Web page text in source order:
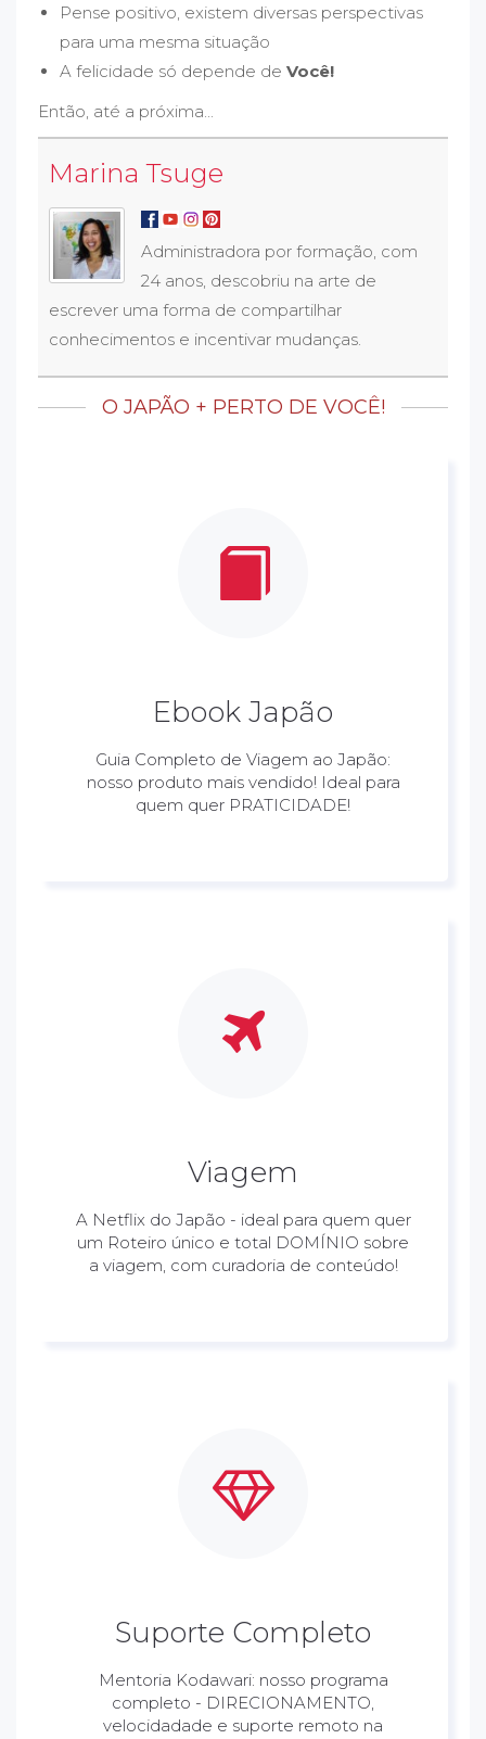
Pense positivo, existem diversas perspectivas
para uma mesma situação
A felicidade só depende de Você!
Então, até a próxima...
Marina Tsuge
Administradora por formação, com
24 anos, descobriu na arte de
escrever uma forma de compartilhar
conhecimentos e incentivar mudanças.
O JAPÃO + PERTO DE VOCÊ!
Ebook Japão
Guia Completo de Viagem ao Japão:
nosso produto mais vendido! Ideal para
quem quer PRATICIDADE!
Viagem
A Netflix do Japão - ideal para quem quer
um Roteiro único e total DOMÍNIO sobre
a viagem, com curadoria de conteúdo!
Suporte Completo
Mentoria Kodawari: nosso programa
completo - DIRECIONAMENTO,
velocidadade e suporte remoto na